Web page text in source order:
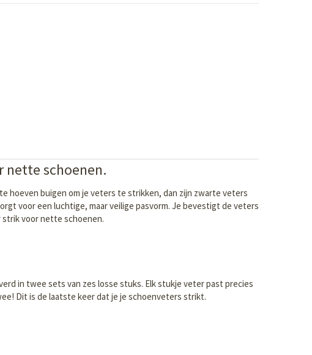
nette schoenen.
hoeven buigen om je veters te strikken, dan zijn zwarte veters
voor een luchtige, maar veilige pasvorm. Je bevestigt de veters
strik voor nette schoenen.
in twee sets van zes losse stuks. Elk stukje veter past precies
Dit is de laatste keer dat je je schoenveters strikt.